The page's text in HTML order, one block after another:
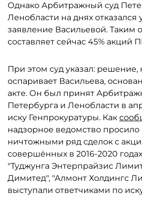
Однако Арбитражный суд
Ленобласти на днях отказался
заявление Васильевой. Таким
составляет сейчас 45% акций
При этом суд указал: решение,
оспаривает Васильева,
акте. Он был принят
Петербурга и Ленобласти в
иску Генпрокуратуры. Как
надзорное ведомство просило
ничтожными ряд сделок с
совершённых в 2016-2020
"Туджунга Энтерпрайзис
Димитед", "Алмонт Холдингс
выступали ответчиками по